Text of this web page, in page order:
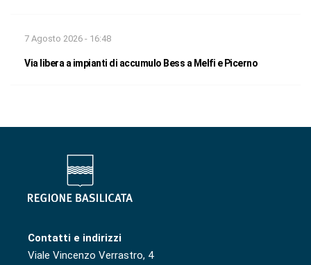
7 Agosto 2026 - 16:48
Via libera a impianti di accumulo Bess a Melfi e Picerno
Contatti e indirizzi
Viale Vincenzo Verrastro, 4